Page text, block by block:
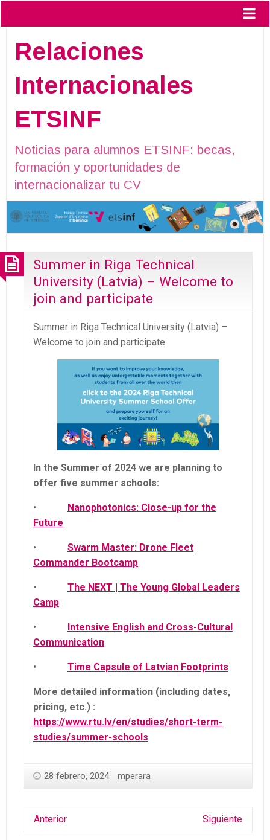
Relaciones
Internacionales
ETSINF
Noticias para alumnos ETSINF: becas,
formación y oportunidades de
internacionalizar tu CV
Summer in Riga Technical
University (Latvia) – Welcome to
join and participate
Summer in Riga Technical University (Latvia) –
Welcome to join and participate
In the Summer of 2024 we are planning to
offer five summer schools:
• Nanophotonics: Close-up for the
Future
• Swarm Master: Drone Fleet
Commander Bootcamp
• The NEXT | The Young Global Leaders
Camp
• Intensive English and Cross-Cultural
Communication
• Time Capsule of Latvian Footprints
More detailed information (including dates,
pricing, etc.) :
https://www.rtu.lv/en/studies/short-term-
studies/summer-schools
28 febrero, 2024 mperara
Anterior Siguiente